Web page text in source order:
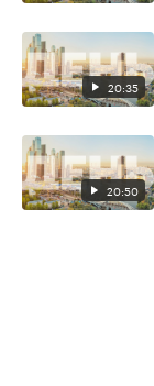
20:35
20:50